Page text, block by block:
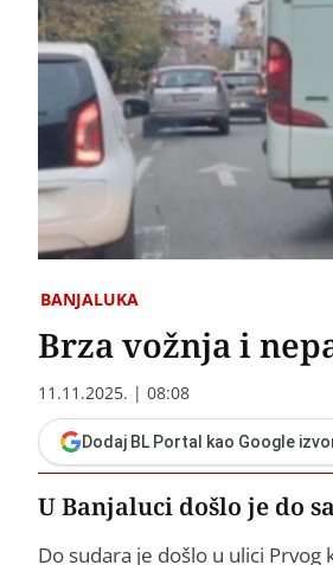
BANJALUKA
Brza vožnja i
11.11.2025. | 08:08
Dodaj BL Portal kao Google
U Banjaluci došlo je do
Do sudara je došlo u ulici Prvog